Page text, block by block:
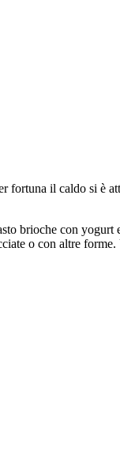
fortuna il caldo si è
brioche con yogurt
o con altre forme.